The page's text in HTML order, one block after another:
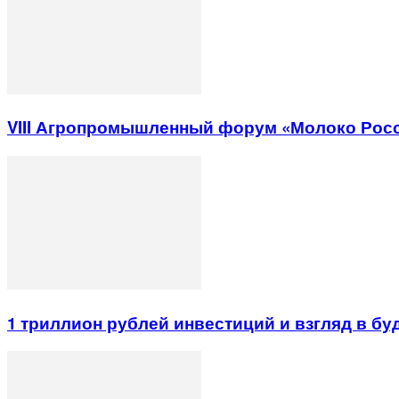
VIII Агропромышленный форум «Молоко
1 триллион рублей инвестиций и взгляд в